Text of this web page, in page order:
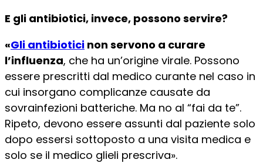
E gli antibiotici, invece, possono servire?
«Gli antibiotici non servono a curare
l’influenza, che ha un’origine virale. Possono
essere prescritti dal medico curante nel caso in
cui insorgano complicanze causate da
sovrainfezioni batteriche. Ma no al “fai da te”.
Ripeto, devono essere assunti dal paziente solo
dopo essersi sottoposto a una visita medica e
solo se il medico glieli prescriva».